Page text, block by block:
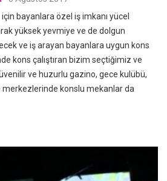
bayanlara özel iş imkanı yücel
yüksek yevmiye ve de dolgun
ve iş arayan bayanlara uygun kons
kons çalıştıran bizim seçtiğimiz ve
ve huzurlu gazino, gece kulübü,
merkezlerinde konslu mekanlar da